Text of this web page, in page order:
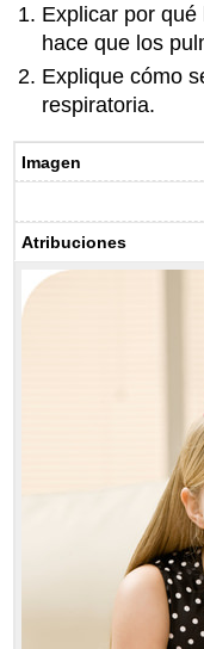
Explicar por
hace que los
Explique cómo
respiratoria.
Imagen
Atribuciones